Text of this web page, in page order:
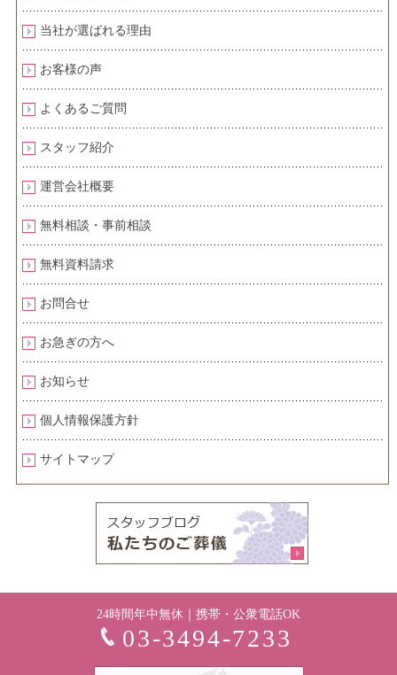
当社が選ばれる理由
お客様の声
よくあるご質問
スタッフ紹介
運営会社概要
無料相談・事前相談
無料資料請求
お問合せ
お急ぎの方へ
お知らせ
個人情報保護方針
サイトマップ
24時間年中無休｜携帯・公衆電話OK
03-3494-7233